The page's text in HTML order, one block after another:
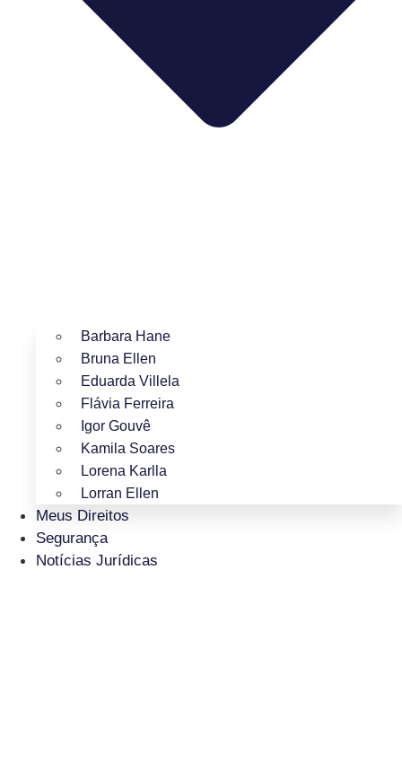
Barbara Hane
Bruna Ellen
Eduarda Villela
Flávia Ferreira
Igor Gouvê
Kamila Soares
Lorena Karlla
Lorran Ellen
Meus Direitos
Segurança
Notícias Jurídicas